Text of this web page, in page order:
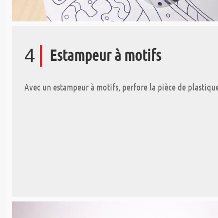
4 Estampeur à motifs
Avec un estampeur à motifs, perfore la pièce de